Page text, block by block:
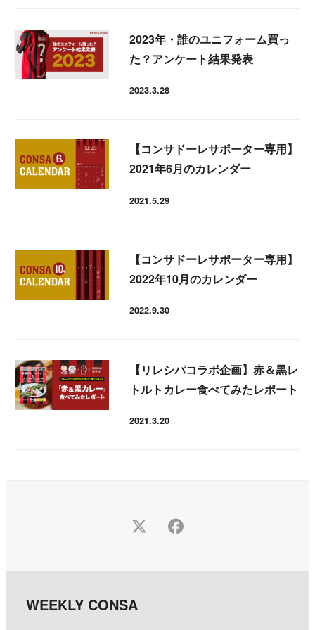
2023年・誰のユニフォーム買っ
た？アンケート結果発表
投稿日
2023.3.28
【コンサドーレサポーター専用】
2021年6月のカレンダー
投稿日
2021.5.29
【コンサドーレサポーター専用】
2022年10月のカレンダー
投稿日
2022.9.30
【リレシパコラボ企画】赤＆黒レ
トルトカレー食べてみたレポート
投稿日
2021.3.20
TwitterFacebook